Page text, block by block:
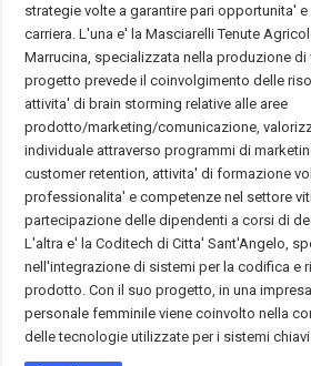
strategie volte a garantire pari opportunita'
carriera. L'una e' la Masciarelli Tenute
Marrucina, specializzata nella produzione di
progetto prevede il coinvolgimento delle
attivita' di brain storming relative alle aree
prodotto/marketing/comunicazione,
individuale attraverso programmi di
customer retention, attivita' di formazione
professionalita' e competenze nel settore
partecipazione delle dipendenti a corsi di
L'altra e' la Coditech di Citta' Sant'Angelo,
nell'integrazione di sistemi per la codifica e
prodotto. Con il suo progetto, in una
personale femminile viene coinvolto nella
delle tecnologie utilizzate per i sistemi